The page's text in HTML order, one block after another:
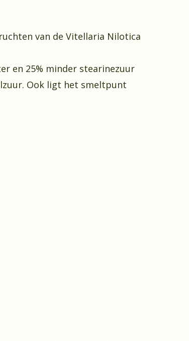
van de Vitellaria Nilotica
en 25% minder stearinezuur
Ook ligt het smeltpunt